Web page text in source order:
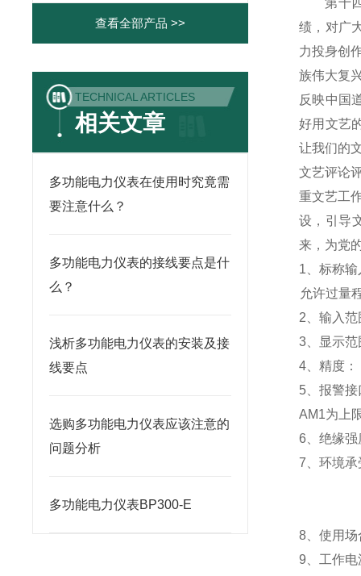
查看全部产品 >>
TECHNICAL ARTICLES
相关文章
多功能电力仪表在使用时究竟需
要注意什么？
多功能电力仪表的接线要点是什
么？
浅析多功能电力仪表的安装及接
线要点
选购多功能电力仪表应该注意的
问题分析
多功能电力仪表BP300-E
第十四
绩，对广
力投身创
族伟大复
反映中国
好用文艺
让我们的
文艺评论
重文艺工
设，引导
来，为党
1 、标称
允许过量
2 、输入
3
显示
4 、精度：
5 、报警接
AM1为上
6 、绝缘
7 、环境
8 、使用
9 、工作